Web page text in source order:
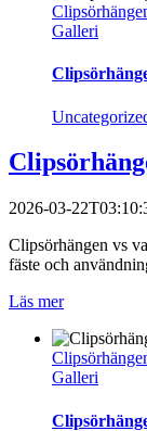
Galleri
2026-03-
Clipsörhängen vs
fäste och
Läs mer
Galleri